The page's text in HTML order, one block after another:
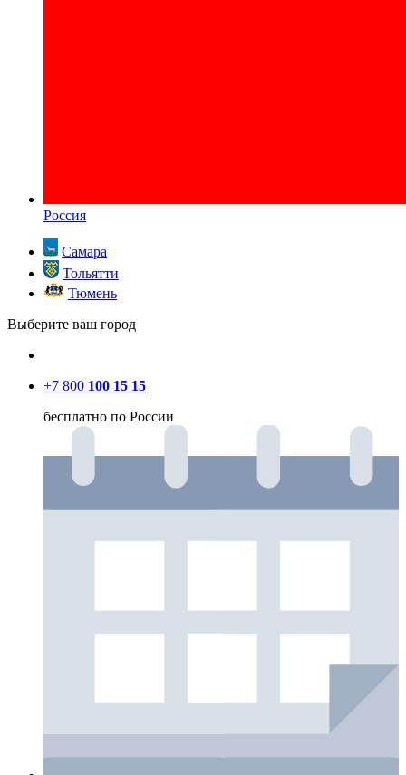
Россия
Самара
Тольятти
Тюмень
Выберите ваш город
+7 800 100 15 15
бесплатно по России